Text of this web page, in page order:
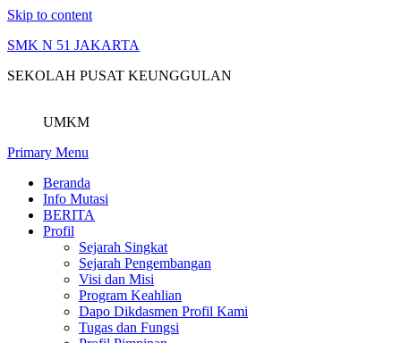
Skip to content
SMK N 51 JAKARTA
SEKOLAH PUSAT KEUNGGULAN
UMKM
Primary Menu
Beranda
Info Mutasi
BERITA
Profil
Sejarah Singkat
Sejarah Pengembangan
Visi dan Misi
Program Keahlian
Dapo Dikdasmen Profil Kami
Tugas dan Fungsi